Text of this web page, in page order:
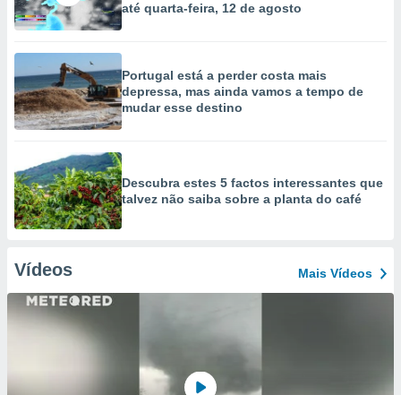
até quarta-feira, 12 de agosto
Portugal está a perder costa mais
depressa, mas ainda vamos a tempo de
mudar esse destino
Descubra estes 5 factos interessantes que
talvez não saiba sobre a planta do café
Vídeos Mais Vídeos